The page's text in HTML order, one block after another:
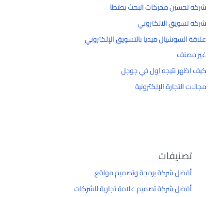
شركه تحسين محركات البحث بطنطا
شركه تسويق الالكتروني
علاقة السوشيال ميديا بالتسويق الإلكتروني
غير مصنف
كيف اظهر نتيجه اول في جوجل
مجالات التجارة الإلكترونية
تصنيفات
أفضل شركة برمجة وتصميم مواقع
أفضل شركة تصميم علامة تجارية للشركات